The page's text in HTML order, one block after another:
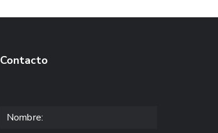
Contacto